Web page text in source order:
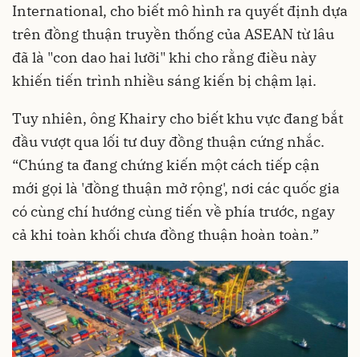
International, cho biết mô hình ra quyết định dựa
trên đồng thuận truyền thống của ASEAN từ lâu
đã là "con dao hai lưỡi" khi cho rằng điều này
khiến tiến trình nhiều sáng kiến bị chậm lại.
Tuy nhiên, ông Khairy cho biết khu vực đang bắt
đầu vượt qua lối tư duy đồng thuận cứng nhắc.
“Chúng ta đang chứng kiến một cách tiếp cận
mới gọi là 'đồng thuận mở rộng', nơi các quốc gia
có cùng chí hướng cùng tiến về phía trước, ngay
cả khi toàn khối chưa đồng thuận hoàn toàn.”